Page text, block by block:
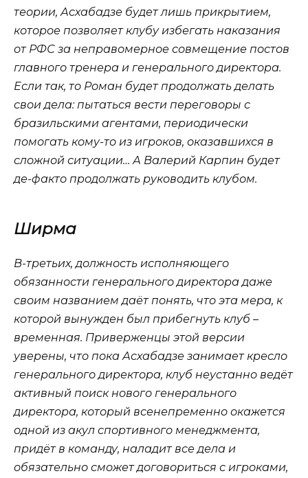
теории, Асхабадзе будет лишь прикрытием,
которое позволяет клубу избегать наказания
от РФС за неправомерное совмещение постов
главного тренера и генерального директора.
Если так, то Роман будет продолжать делать
свои дела: пытаться вести переговоры с
бразильскими агентами, периодически
помогать кому-то из игроков, оказавшихся в
сложной ситуации… А Валерий Карпин будет
де-факто продолжать руководить клубом.
Ширма
В-третьих, должность исполняющего
обязанности генерального директора даже
своим названием даёт понять, что эта мера, к
которой вынужден был прибегнуть клуб –
временная. Приверженцы этой версии
уверены, что пока Асхабадзе занимает кресло
генерального директора, клуб неустанно ведёт
активный поиск нового генерального
директора, который всенепременно окажется
одной из акул спортивного менеджмента,
придёт в команду, наладит все дела и
обязательно сможет договориться с игроками,